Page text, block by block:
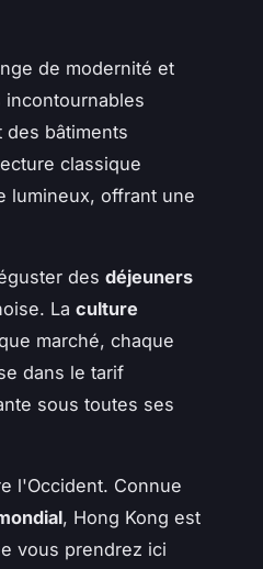
de modernité et
bâtiments
classique
lumineux, offrant une
des déjeuners
La culture
marché, chaque
dans le tarif
sous toutes ses
l'Occident. Connue
, Hong Kong est
vous prendrez ici